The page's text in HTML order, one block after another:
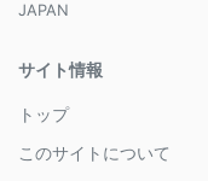
JAPAN
サイト情報
トップ
このサイトについて